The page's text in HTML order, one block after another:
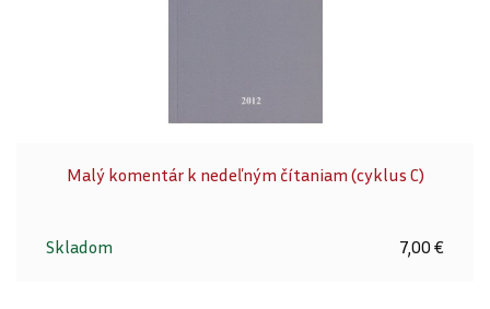
Malý komentár k nedeľným čítaniam (cyklus C)
Skladom 7,00 €